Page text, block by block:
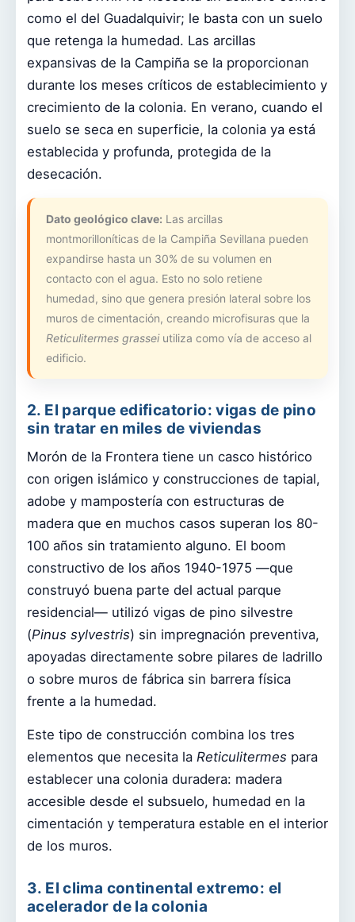
como el del Guadalquivir; le basta con un suelo
que retenga la humedad. Las arcillas
expansivas de la Campiña se la proporcionan
durante los meses críticos de establecimiento y
crecimiento de la colonia. En verano, cuando el
suelo se seca en superficie, la colonia ya está
establecida y profunda, protegida de la
desecación.
Dato geológico clave: Las arcillas
montmorilloníticas de la Campiña Sevillana pueden
expandirse hasta un 30% de su volumen en
contacto con el agua. Esto no solo retiene
humedad, sino que genera presión lateral sobre los
muros de cimentación, creando microfisuras que la
Reticulitermes grasseiutiliza como vía de acceso al
edificio.
2. El parque edificatorio: vigas de pino
sin tratar en miles de viviendas
Morón de la Frontera tiene un casco histórico
con origen islámico y construcciones de tapial,
adobe y mampostería con estructuras de
madera que en muchos casos superan los 80-
100 años sin tratamiento alguno. El boom
constructivo de los años 1940-1975 —que
construyó buena parte del actual parque
residencial— utilizó vigas de pino silvestre
(Pinus sylvestris) sin impregnación preventiva,
apoyadas directamente sobre pilares de ladrillo
o sobre muros de fábrica sin barrera física
frente a la humedad.
Este tipo de construcción combina los tres
elementos que necesita la Reticulitermes para
establecer una colonia duradera: madera
accesible desde el subsuelo, humedad en la
cimentación y temperatura estable en el interior
de los muros.
3. El clima continental extremo: el
acelerador de la colonia